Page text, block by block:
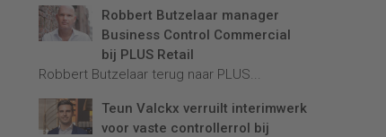
Robbert Butzelaar manager
Business Control Commercial
bij PLUS Retail
Robbert Butzelaar terug naar PLUS...
Teun Valckx verruilt interimwerk
voor vaste controllerrol bij